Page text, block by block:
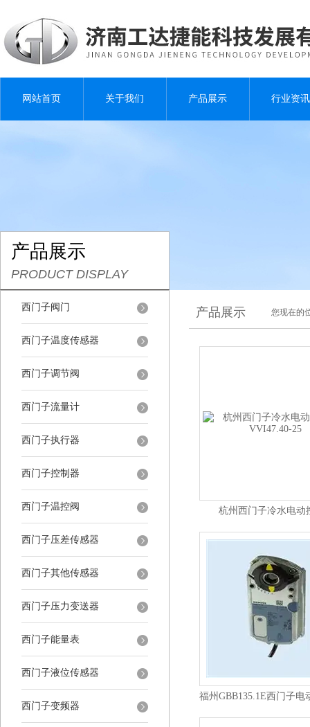
网站首页 关于我们 产品展示 行业资讯
产品展示
PRODUCT DISPLAY
西门子阀门
西门子温度传感器
西门子调节阀
西门子流量计
西门子执行器
西门子控制器
西门子温控阀
西门子压差传感器
西门子其他传感器
西门子压力变送器
西门子能量表
西门子液位传感器
西门子变频器
产品展示 您现在的
杭州西门子冷水电动
VVI47.40-25
福州GBB135.1E西门子电
器